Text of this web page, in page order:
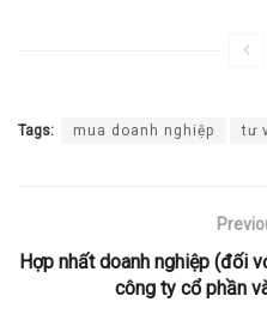
Tags: mua doanh nghiệp tư
Hợp nhất doanh nghiệp (đối
công ty cổ phần